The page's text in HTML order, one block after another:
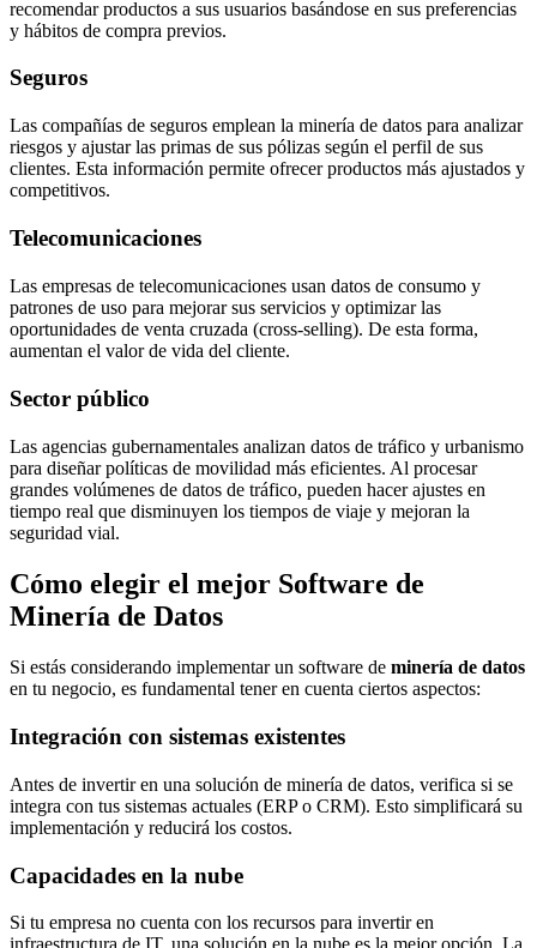
recomendar productos a sus usuarios basándose en sus preferencias
y hábitos de compra previos.
Seguros
Las compañías de seguros emplean la minería de datos para analizar
riesgos y ajustar las primas de sus pólizas según el perfil de sus
clientes. Esta información permite ofrecer productos más ajustados y
competitivos.
Telecomunicaciones
Las empresas de telecomunicaciones usan datos de consumo y
patrones de uso para mejorar sus servicios y optimizar las
oportunidades de venta cruzada (cross-selling). De esta forma,
aumentan el valor de vida del cliente.
Sector público
Las agencias gubernamentales analizan datos de tráfico y urbanismo
para diseñar políticas de movilidad más eficientes. Al procesar
grandes volúmenes de datos de tráfico, pueden hacer ajustes en
tiempo real que disminuyen los tiempos de viaje y mejoran la
seguridad vial.
Cómo elegir el mejor Software de
Minería de Datos
Si estás considerando implementar un software de minería de datos
en tu negocio, es fundamental tener en cuenta ciertos aspectos:
Integración con sistemas existentes
Antes de invertir en una solución de minería de datos, verifica si se
integra con tus sistemas actuales (ERP o CRM). Esto simplificará su
implementación y reducirá los costos.
Capacidades en la nube
Si tu empresa no cuenta con los recursos para invertir en